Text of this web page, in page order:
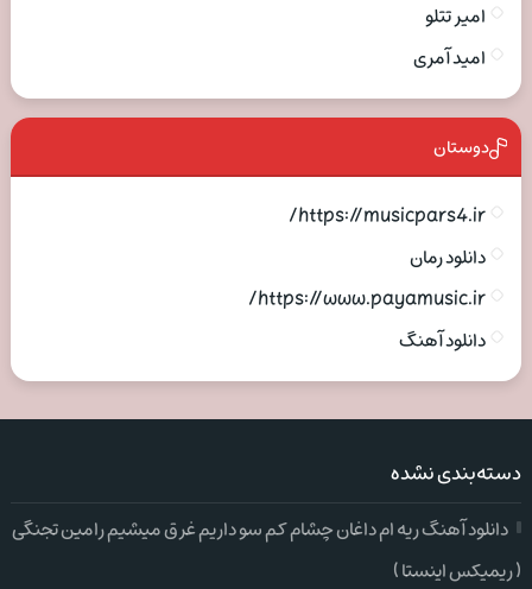
امیر تتلو
امید آمری
دوستان
https://musicpars4.ir/
دانلود رمان
https://www.payamusic.ir/
دانلود آهنگ
دسته‌بندی نشده
دانلود آهنگ ریه ام داغان چشام کم سو داریم غرق میشیم رامین تجنگی
( ریمیکس اینستا )